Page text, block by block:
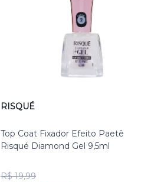
RISQUÉ
Top Coat Fixador Efeito Paetê
Risqué Diamond Gel 9,5ml
R$ 19,99